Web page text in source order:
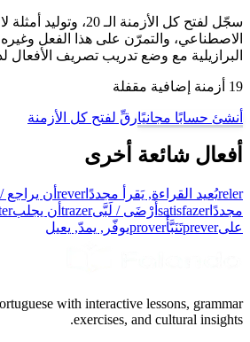
سجّل لفتح كل الأزمنة الـ 20،
الاصطناعي، والتمرّن على هذا الفعل وغيره
البرازيلية مع وضع تدريب تصريف الأفعال
19 أزمنة إضافية مقفلة
أنشئ حسابًا مجانيًارقِّ لفتح كل الأزمنة
أفعال شائعة أخرى
relerيُعيد القراءة, يَقرأ مجددًاrever أن
مجددًاsatisfazer أَرْضَى / لَبَّىtrazer أن يجلب
علىpreverتَنَبَّأَproverيوفّر, يمدّ, يعيل
with interactive lessons, grammar
exercises, and cultural insights.